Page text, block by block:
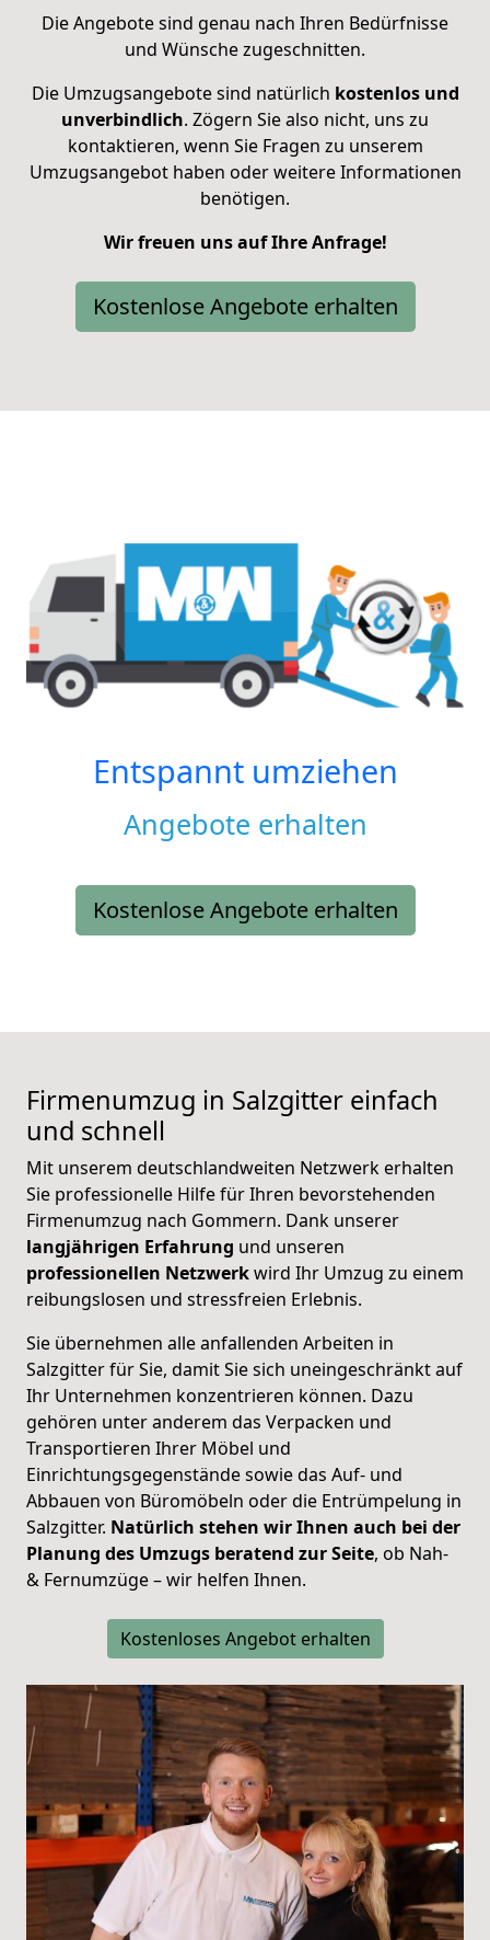
Die Angebote sind genau nach Ihren Bedürfnisse
und Wünsche zugeschnitten.
Die Umzugsangebote sind natürlich kostenlos und
unverbindlich. Zögern Sie also nicht, uns zu
kontaktieren, wenn Sie Fragen zu unserem
Umzugsangebot haben oder weitere Informationen
benötigen.
Wir freuen uns auf Ihre Anfrage!
Kostenlose Angebote erhalten
Entspannt umziehen
Angebote erhalten
Kostenlose Angebote erhalten
Firmenumzug in Salzgitter einfach
und schnell
Mit unserem deutschlandweiten Netzwerk erhalten
Sie professionelle Hilfe für Ihren bevorstehenden
Firmenumzug nach Gommern. Dank unserer
langjährigen Erfahrung und unseren
professionellen Netzwerkwird Ihr Umzug zu einem
reibungslosen und stressfreien Erlebnis.
Sie übernehmen alle anfallenden Arbeiten in
Salzgitter für Sie, damit Sie sich uneingeschränkt auf
Ihr Unternehmen konzentrieren können. Dazu
gehören unter anderem das Verpacken und
Transportieren Ihrer Möbel und
Einrichtungsgegenstände sowie das Auf- und
Abbauen von Büromöbeln oder die Entrümpelung in
Salzgitter. Natürlich stehen wir Ihnen auch bei der
Planung des Umzugs beratend zur Seite, ob Nah-
& Fernumzüge – wir helfen Ihnen.
Kostenloses Angebot erhalten